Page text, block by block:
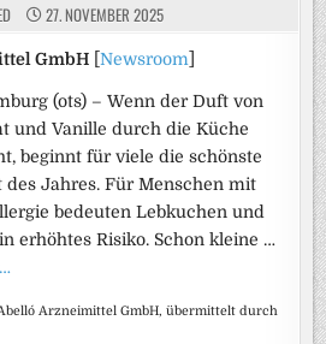
27. NOVEMBER 2025
GmbH [Newsroom
(ots) – Wenn der Duft von
und Vanille durch die Küche
beginnt für viele die schönste
des Jahres. Für Menschen mit
bedeuten Lebkuchen und
erhöhtes Risiko. Schon kleine …
Arzneimittel GmbH, übermittelt durch